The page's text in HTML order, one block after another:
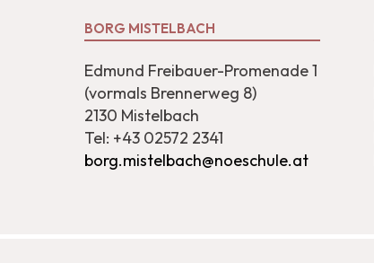
BORG MISTELBACH
Edmund Freibauer-Promenade 1
(vormals Brennerweg 8)
2130 Mistelbach
Tel: +43 02572 2341
borg.mistelbach@noeschule.at